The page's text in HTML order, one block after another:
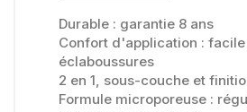
Durable : garantie 8 ans
Confort d'application :
éclaboussures
2 en 1, sous-couche et
Formule microporeuse :